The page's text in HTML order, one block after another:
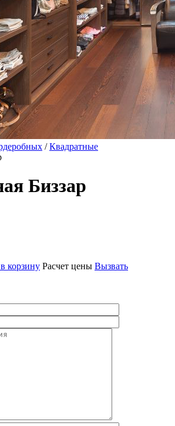
/Квадратные
Биззар
корзину Расчет цены Вызвать